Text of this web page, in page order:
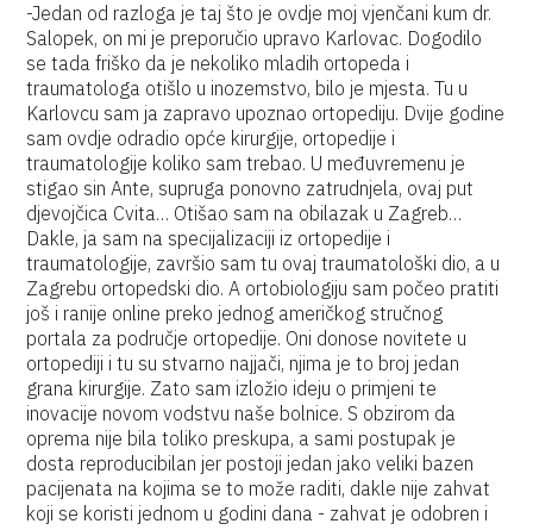
-Jedan od razloga je taj što je ovdje moj vjenčani kum dr.
Salopek, on mi je preporučio upravo Karlovac. Dogodilo
se tada friško da je nekoliko mladih ortopeda i
traumatologa otišlo u inozemstvo, bilo je mjesta. Tu u
Karlovcu sam ja zapravo upoznao ortopediju. Dvije godine
sam ovdje odradio opće kirurgije, ortopedije i
traumatologije koliko sam trebao. U međuvremenu je
stigao sin Ante, supruga ponovno zatrudnjela, ovaj put
djevojčica Cvita… Otišao sam na obilazak u Zagreb…
Dakle, ja sam na specijalizaciji iz ortopedije i
traumatologije, završio sam tu ovaj traumatološki dio, a u
Zagrebu ortopedski dio. A ortobiologiju sam počeo pratiti
još i ranije online preko jednog američkog stručnog
portala za područje ortopedije. Oni donose novitete u
ortopediji i tu su stvarno najjači, njima je to broj jedan
grana kirurgije. Zato sam izložio ideju o primjeni te
inovacije novom vodstvu naše bolnice. S obzirom da
oprema nije bila toliko preskupa, a sami postupak je
dosta reproducibilan jer postoji jedan jako veliki bazen
pacijenata na kojima se to može raditi, dakle nije zahvat
koji se koristi jednom u godini dana - zahvat je odobren i